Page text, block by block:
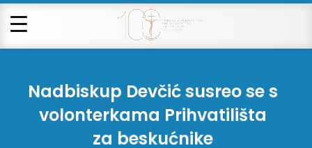
Nadbiskup Devčić susreo se s
volonterkama Prihvatilišta
za beskućnike